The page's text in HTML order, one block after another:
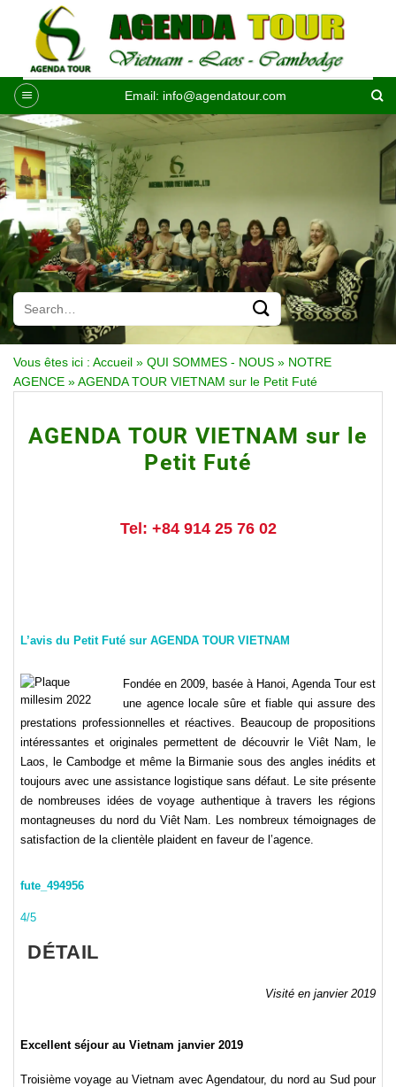
contenu
Email: info@agendatour.com
Vous êtes ici : Accueil » QUI SOMMES - NOUS » NOTRE
AGENCE »AGENDA TOUR VIETNAM sur le Petit Futé
AGENDA TOUR VIETNAM sur le
Petit Futé
Tel: +84 914 25 76 02
L’avis du Petit Futé sur AGENDA TOUR VIETNAM
Fondée en 2009, basée à Hanoi, Agenda Tour est
une agence locale sûre et fiable qui assure des
prestations professionnelles et réactives. Beaucoup de propositions
intéressantes et originales permettent de découvrir le Viêt Nam, le
Laos, le Cambodge et même la Birmanie sous des angles inédits et
toujours avec une assistance logistique sans défaut. Le site présente
de nombreuses idées de voyage authentique à travers les régions
montagneuses du nord du Viêt Nam. Les nombreux témoignages de
satisfaction de la clientèle plaident en faveur de l’agence.
fute_494956
4/5
DÉTAIL
Visité en janvier 2019
Excellent séjour au Vietnam janvier 2019
Troisième voyage au Vietnam avec Agendatour, du nord au Sud pour